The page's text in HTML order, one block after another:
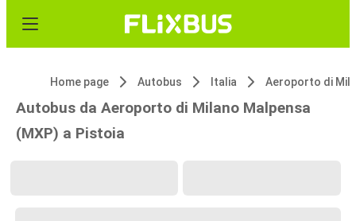
Home page Autobus Italia
Autobus da Aeroporto di Milano Malpensa
(MXP) a Pistoia